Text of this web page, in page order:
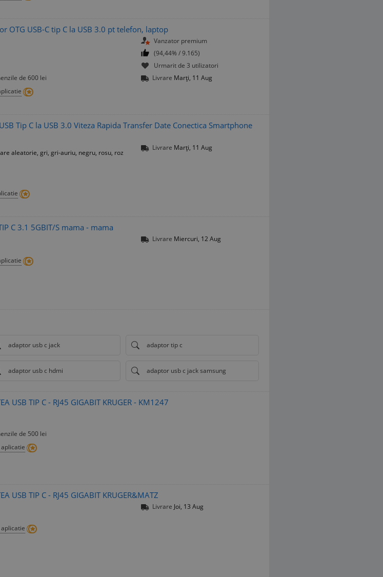
OTG USB-C tip C la USB 3.0 pt telefon, laptop
de 600 lei
Vanzator premium
(94,44% / 9.165)
Urmarit de 3 utilizatori
Livrare Marți, 11 Aug
Tip C la USB 3.0 Viteza Rapida Transfer Date Conectica Smartphone
aleatorie, gri, gri-auriu, negru, rosu, roz
Livrare Marți, 11 Aug
C 3.1 5GBIT/S mama - mama
Livrare Miercuri, 12 Aug
adaptor usb c jack adaptor tip c
adaptor usb c hdmi adaptor usb c jack samsung
USB TIP C - RJ45 GIGABIT KRUGER - KM1247
de 500 lei
USB TIP C - RJ45 GIGABIT KRUGER&MATZ
Livrare Joi, 13 Aug